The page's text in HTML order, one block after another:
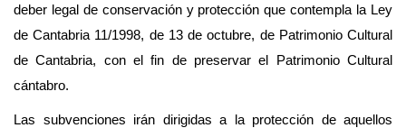
deber legal de conservación y protección que contempla la Ley
de Cantabria 11/1998, de 13 de octubre, de Patrimonio Cultural
de Cantabria, con el fin de preservar el Patrimonio Cultural
cántabro.
Las subvenciones irán dirigidas a la protección de aquellos